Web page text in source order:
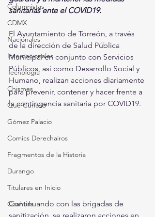
Columnistas
CDMX
Nacionales
Internacionales
Tecnología
Chismes
Qué Curioso
Gómez Palacio
Comics Derechairos
Fragmentos de la Historia
Durango
Titulares en Inicio
Coahuila
sanitarias ente el COVID19.
El Ayuntamiento de Torreón, a través
de la dirección de Salud Pública
Municipal en conjunto con Servicios
Públicos, así como Desarrollo Social y
Humano, realizan acciones diariamente
para prevenir, contener y hacer frente a
la contingencia sanitaria por COVID19.
Continuando con las brigadas de